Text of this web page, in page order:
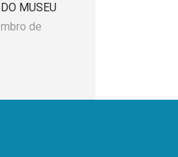
MUSEU
de